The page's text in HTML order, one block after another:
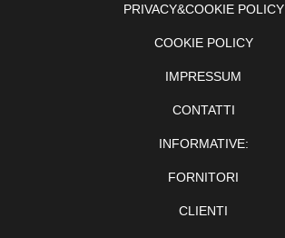
PRIVACY&COOKIE POLICY
COOKIE POLICY
IMPRESSUM
CONTATTI
INFORMATIVE:
FORNITORI
CLIENTI